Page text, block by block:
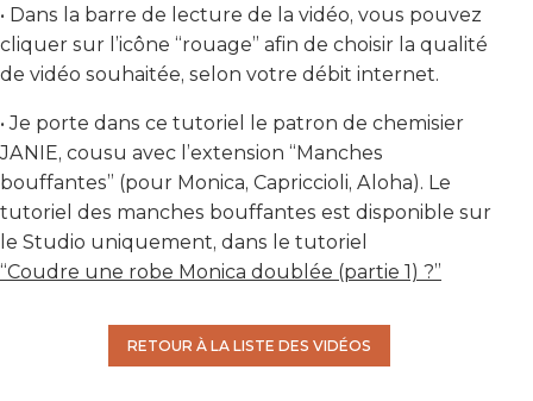
• Dans la barre de lecture de la vidéo, vous pouvez
cliquer sur l’icône “rouage” afin de choisir la qualité
de vidéo souhaitée, selon votre débit internet.
• Je porte dans ce tutoriel le patron de chemisier
JANIE, cousu avec l’extension “Manches
bouffantes” (pour Monica, Capriccioli, Aloha). Le
tutoriel des manches bouffantes est disponible sur
le Studio uniquement, dans le tutoriel
“Coudre une robe Monica doublée (partie 1) ?”
RETOUR À LA LISTE DES VIDÉOS